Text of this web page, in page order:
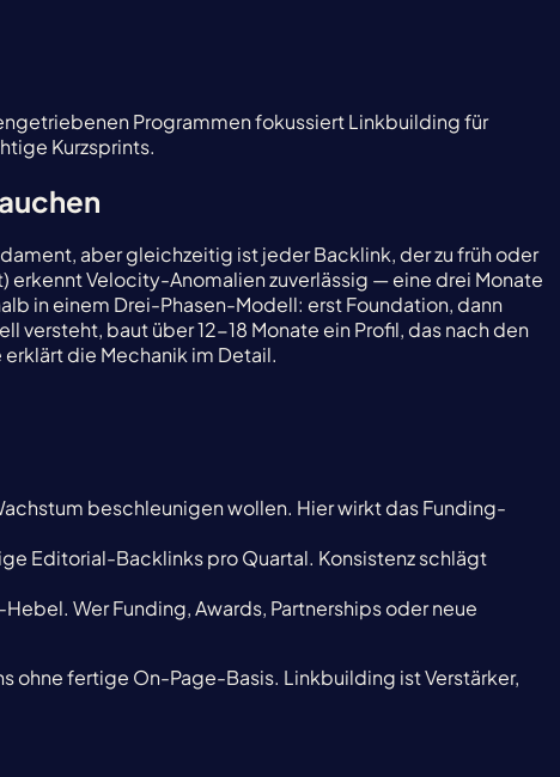
Programmen fokussiert Linkbuilding für
Kurzsprints.
aber gleichzeitig ist jeder Backlink, der zu früh oder
Velocity-Anomalien zuverlässig — eine drei Monate
in einem Drei-Phasen-Modell: erst Foundation, dann
baut über 12-18 Monate ein Profil, das nach den
die Mechanik im Detail.
beschleunigen wollen. Hier wirkt das Funding-
Editorial-Backlinks pro Quartal. Konsistenz schlägt
Wer Funding, Awards, Partnerships oder neue
ohne fertige On-Page-Basis. Linkbuilding ist Verstärker,